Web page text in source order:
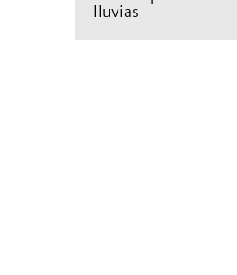
lluvias